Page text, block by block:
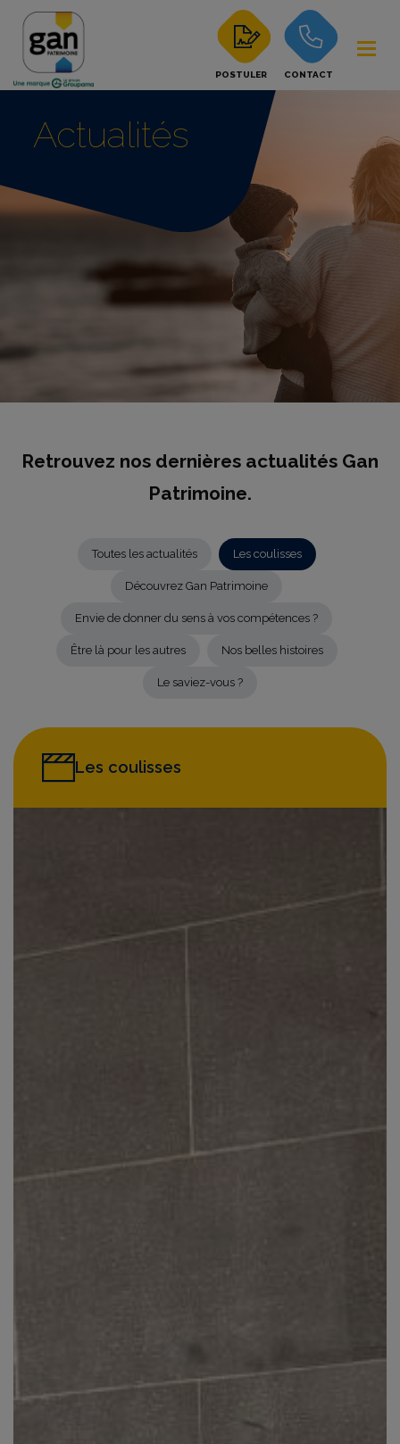
POSTULER CONTACT
Actualités
Retrouvez nos dernières actualités Gan
Patrimoine.
Toutes les actualités Les coulisses
Découvrez Gan Patrimoine
Envie de donner du sens à vos compétences ?
Être là pour les autres Nos belles histoires
Le saviez-vous ?
Les coulisses